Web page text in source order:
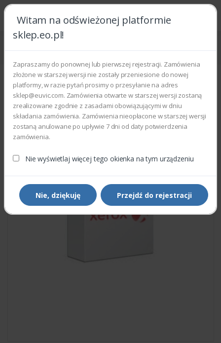
Witam na odświeżonej platformie
sklep.eo.pl!
Zapraszamy do ponownej lub pierwszej rejestracji. Zamówienia
złożone w starszej wersji nie zostały przeniesione do nowej
platformy, w razie pytań prosimy o przesyłanie na adres
sklep@euvic.com. Zamówienia otwarte w starszej wersji zostaną
zrealizowane zgodnie z zasadami obowiązującymi w dniu
składania zamówienia. Zamówienia nieopłacone w starszej wersji
zostaną anulowane po upływie 7 dni od daty potwierdzenia
zamówienia.
Nie wyświetlaj więcej tego okienka na tym urządzeniu
Nie, dziękuję Przejdź do rejestracji
Strona główna Części zamienne